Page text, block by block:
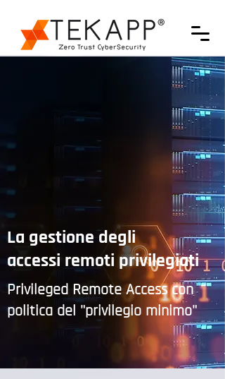
La gestione degli
accessi remoti privilegiati
Privileged Remote Access con
politica del "privilegio minimo"